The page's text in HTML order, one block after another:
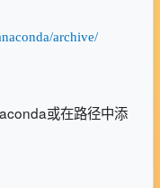
archive/
或在路径中添